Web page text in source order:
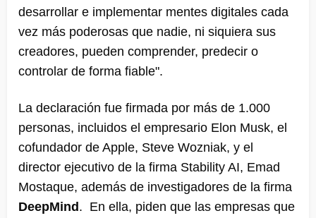
desarrollar e implementar mentes digitales cada
vez más poderosas que nadie, ni siquiera sus
creadores, pueden comprender, predecir o
controlar de forma fiable".
La declaración fue firmada por más de 1.000
personas, incluidos el empresario Elon Musk, el
cofundador de Apple, Steve Wozniak, y el
director ejecutivo de la firma Stability AI, Emad
Mostaque, además de investigadores de la firma
DeepMind. En ella, piden que las empresas que